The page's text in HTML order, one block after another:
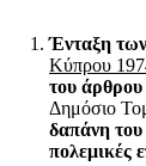
Ένταξη
Κύπρου
του
Δημόσιο
δαπάνη του
πολεμικές